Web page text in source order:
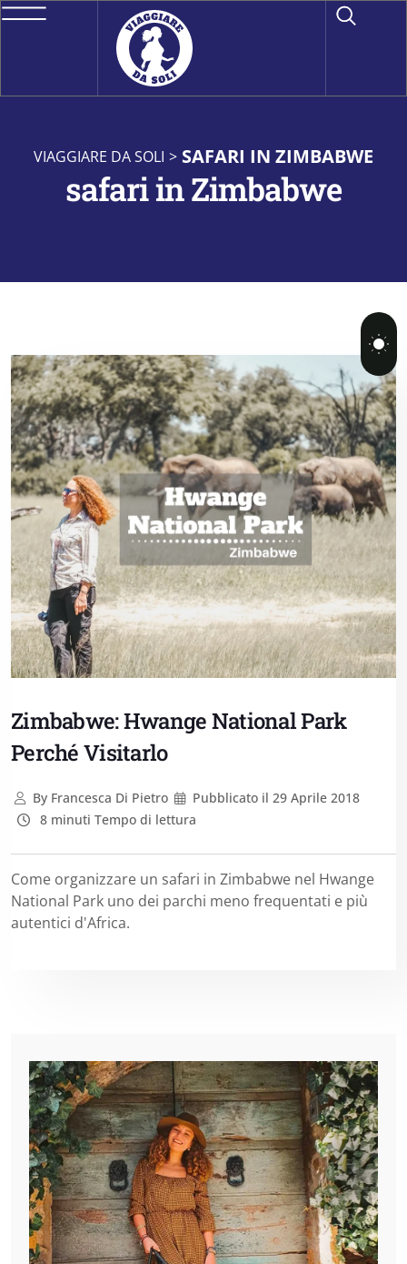
VIAGGIARE DA SOLI > SAFARI IN ZIMBABWE
safari in Zimbabwe
Zimbabwe: Hwange National Park
Perché Visitarlo
ByFrancesca Di Pietro Pubblicato il 29 Aprile 2018
8 minuti Tempo di lettura
Come organizzare un safari in Zimbabwe nel Hwange
National Park uno dei parchi meno frequentati e più
autentici d'Africa.